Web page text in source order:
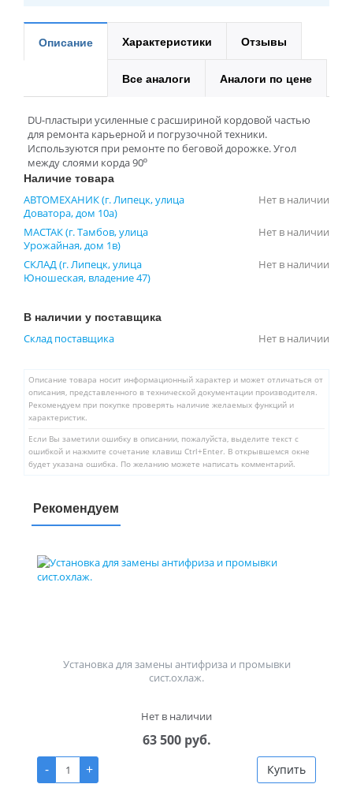
Описание Характеристики Отзывы
Все аналоги Аналоги по цене
DU-пластыри усиленные с расшириной кордовой частью
для ремонта карьерной и погрузочной техники.
Используются при ремонте по беговой дорожке. Угол
между слоями корда 90º
Наличие товара
АВТОМЕХАНИК (г. Липецк, улица
Доватора, дом 10а)
Нет в наличии
МАСТАК (г. Тамбов, улица
Урожайная, дом 1в)
Нет в наличии
СКЛАД (г. Липецк, улица
Юношеская, владение 47)
Нет в наличии
В наличии у поставщика
Склад поставщика Нет в наличии
Описание товара носит информационный характер и может отличаться от
описания, представленного в технической документации производителя.
Рекомендуем при покупке проверять наличие желаемых функций и
характеристик.
Если Вы заметили ошибку в описании, пожалуйста, выделите текст с
ошибкой и нажмите сочетание клавиш Ctrl+Enter. В открывшемся окне
будет указана ошибка. По желанию можете написать комментарий.
Рекомендуем
Установка для замены антифриза и промывки
сист.охлаж.
Нет в наличии
63 500 руб.
-
+ Купить